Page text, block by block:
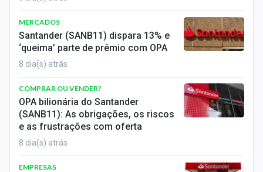
MERCADOS
Santander (SANB11) dispara 13% e
‘queima’ parte de prêmio com OPA
8 dia(s) atrás
COMPRAR OU VENDER?
OPA bilionária do Santander
(SANB11): As obrigações, os riscos
e as frustrações com oferta
8 dia(s) atrás
EMPRESAS